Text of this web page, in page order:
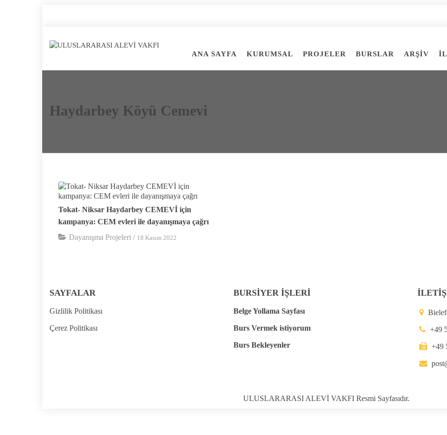
ANA SAYFA KURUMSAL PROJELER BURSLAR ARŞİV
Haydarbey Köyü Cemevi
Tokat- Niksar Haydarbey CEMEVİ için
kampanya: CEM evleri ile dayanışmaya çağrı
Dayanışma Projeleri / 18 Kasım 2022
SAYFALAR
Gizlilik Politikası
Çerez Politikası
BURSİYER İŞLERİ
Belge Yollama Sayfası
Burs Vermek istiyorum
Burs Bekleyenler
+49
+49
ULUSLARARASI ALEVİ VAKFI Resmi Sayfasıdır.